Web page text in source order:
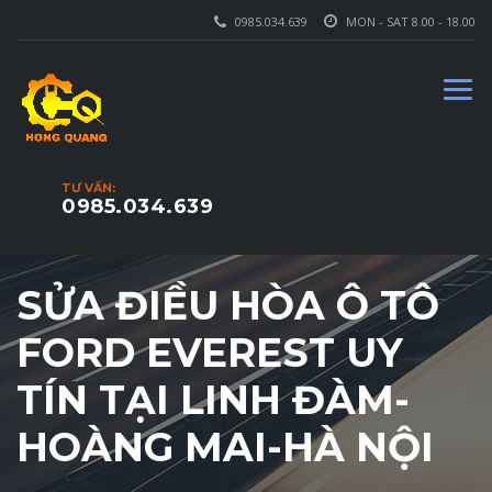
MON - SAT 8.00 - 18.00
0985.034.639
TƯ VẤN:
0985.034.639
SỬA ĐIỀU HÒA Ô TÔ
FORD EVEREST UY
TÍN TẠI LINH ĐÀM-
HOÀNG MAI-HÀ NỘI